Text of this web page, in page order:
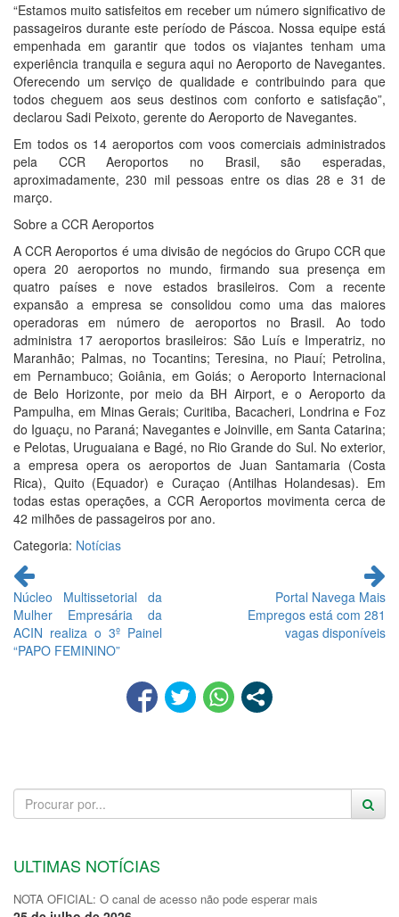
“Estamos muito satisfeitos em receber um número significativo de
passageiros durante este período de Páscoa. Nossa equipe está
empenhada em garantir que todos os viajantes tenham uma
experiência tranquila e segura aqui no Aeroporto de Navegantes.
Oferecendo um serviço de qualidade e contribuindo para que
todos cheguem aos seus destinos com conforto e satisfação”,
declarou Sadi Peixoto, gerente do Aeroporto de Navegantes.
Em todos os 14 aeroportos com voos comerciais administrados
pela CCR Aeroportos no Brasil, são esperadas,
aproximadamente, 230 mil pessoas entre os dias 28 e 31 de
março.
Sobre a CCR Aeroportos
A CCR Aeroportos é uma divisão de negócios do Grupo CCR que
opera 20 aeroportos no mundo, firmando sua presença em
quatro países e nove estados brasileiros. Com a recente
expansão a empresa se consolidou como uma das maiores
operadoras em número de aeroportos no Brasil. Ao todo
administra 17 aeroportos brasileiros: São Luís e Imperatriz, no
Maranhão; Palmas, no Tocantins; Teresina, no Piauí; Petrolina,
em Pernambuco; Goiânia, em Goiás; o Aeroporto Internacional
de Belo Horizonte, por meio da BH Airport, e o Aeroporto da
Pampulha, em Minas Gerais; Curitiba, Bacacheri, Londrina e Foz
do Iguaçu, no Paraná; Navegantes e Joinville, em Santa Catarina;
e Pelotas, Uruguaiana e Bagé, no Rio Grande do Sul. No exterior,
a empresa opera os aeroportos de Juan Santamaria (Costa
Rica), Quito (Equador) e Curaçao (Antilhas Holandesas). Em
todas estas operações, a CCR Aeroportos movimenta cerca de
42 milhões de passageiros por ano.
Categoria: Notícias
Continue
lendo
Núcleo Multissetorial da
Mulher Empresária da
ACIN realiza o 3º Painel
“PAPO FEMININO”
Portal Navega Mais
Empregos está com 281
vagas disponíveis
ULTIMAS NOTÍCIAS
NOTA OFICIAL: O canal de acesso não pode esperar mais